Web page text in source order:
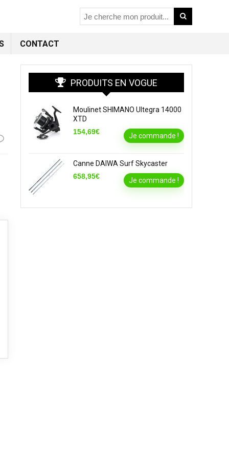
CONTACT
PRODUITS EN VOGUE
Moulinet SHIMANO Ultegra 14000
XTD
154,69€
Je commande !
Canne DAIWA Surf Skycaster
658,95€
Je commande !